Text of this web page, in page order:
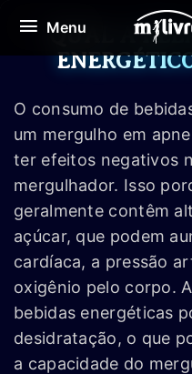
paraMenu
Menu
QUAL A
O consumo de
um mergulho em
ter efeitos negativos
mergulhador. Isso
geralmente contêm
açúcar, que podem
cardíaca, a pressão
oxigênio pelo corpo.
bebidas energéticas
desidratação, o que
a capacidade do